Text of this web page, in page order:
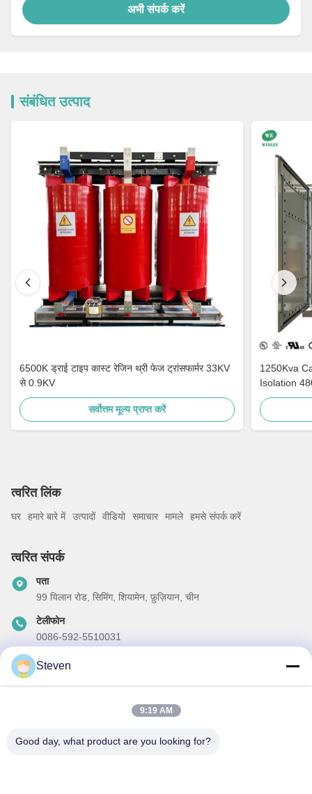
अभी संपर्क करें
संबंधित उत्पाद
6500K ड्राई टाइप कास्ट रेजिन थ्री फेज ट्रांसफार्मर 33KV
से 0.9KV
सर्वोत्तम मूल्य प्राप्त करें
1250Kva Cast Resin Dry Type Transformers
Isolation
त्वरित लिंक
घर हमारे बारे में उत्पादों वीडियो समाचार मामले हमसे संपर्क करें
त्वरित संपर्क
पता
99 यिलान रोड, सिमिंग, शियामेन, फ़ुज़ियान, चीन
टेलीफोन
0086-592-5510031
ईमेल
हमारा समाचार पत्र
Steven
9:19 AM
Good day, what product are you looking for?